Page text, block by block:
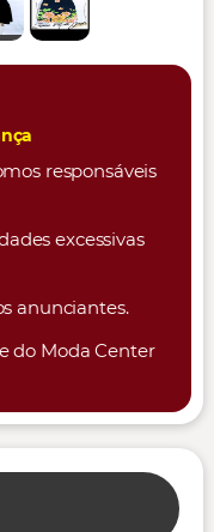
responsáveis
excessivas
anunciantes.
do Moda Center